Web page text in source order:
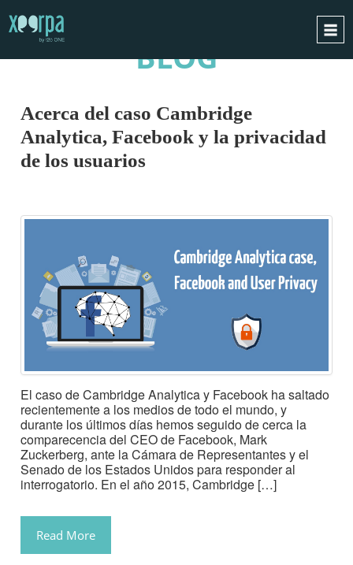
INTEGRACIONES
CASOS DE ÉXITO
PIDE UNA DEMO
ESPAÑOL
ENGLISH
BLOG
Acerca del caso Cambridge
Analytica, Facebook y la privacidad
de los usuarios
El caso de Cambridge Analytica y Facebook ha saltado
recientemente a los medios de todo el mundo, y
durante los últimos días hemos seguido de cerca la
comparecencia del CEO de Facebook, Mark
Zuckerberg, ante la Cámara de Representantes y el
Senado de los Estados Unidos para responder al
interrogatorio. En el año 2015, Cambridge […]
Read More